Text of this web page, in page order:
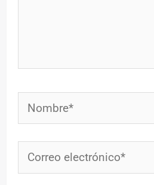
Nombre*
Correo
electrónico*